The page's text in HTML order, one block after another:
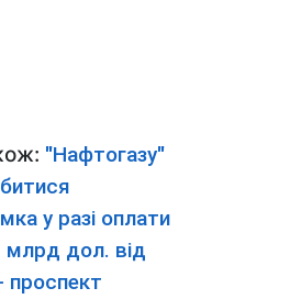
"Нафтогазу"
у разі оплати
млрд дол. від
проспект